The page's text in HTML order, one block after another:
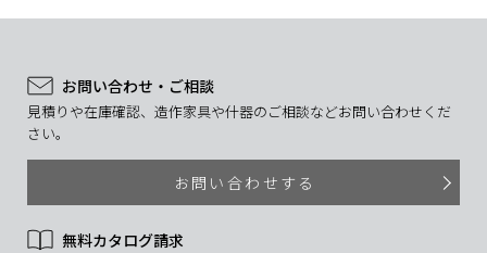
お問い合わせ・ご相談
見積りや在庫確認、造作家具や什器のご相談などお問い合わせくだ
さい。
お問い合わせする
無料カタログ請求